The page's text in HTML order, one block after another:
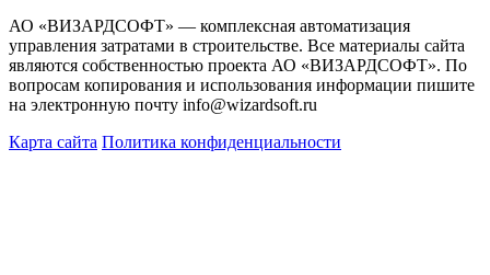
АО «ВИЗАРДСОФТ» — комплексная автоматизация
управления затратами в строительстве. Все материалы сайта
являются собственностью проекта АО «ВИЗАРДСОФТ». По
вопросам копирования и использования информации пишите
на электронную почту info@wizardsoft.ru
Карта сайта Политика конфиденциальности